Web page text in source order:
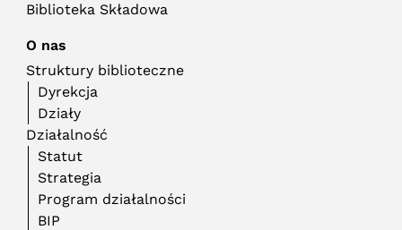
Biblioteka Składowa
O nas
Struktury biblioteczne
Dyrekcja
Działy
Działalność
Statut
Strategia
Program działalności
BIP